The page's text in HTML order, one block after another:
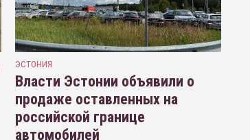
ЭСТОНИЯ
Власти Эстонии объявили о
продаже оставленных на
российской границе
автомобилей